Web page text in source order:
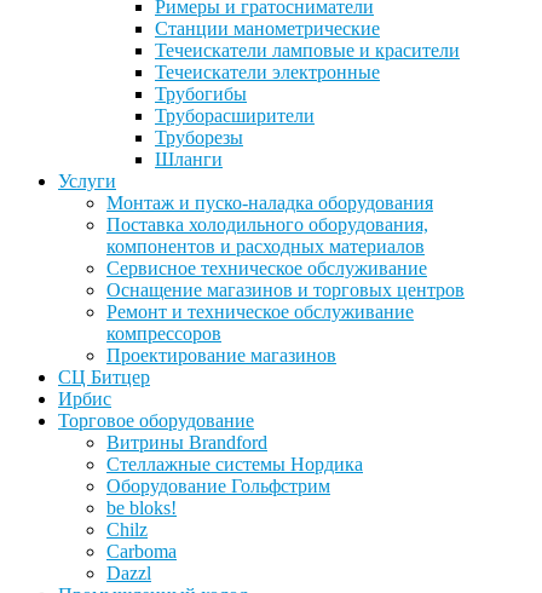
Римеры и гратосниматели
Станции манометрические
Течеискатели ламповые и красители
Течеискатели электронные
Трубогибы
Труборасширители
Труборезы
Шланги
Услуги
Монтаж и пуско-наладка оборудования
Поставка холодильного оборудования,
компонентов и расходных материалов
Сервисное техническое обслуживание
Оснащение магазинов и торговых центров
Ремонт и техническое обслуживание
компрессоров
Проектирование магазинов
СЦ Битцер
Ирбис
Торговое оборудование
Витрины Brandford
Стеллажные системы Нордика
Оборудование Гольфстрим
be bloks!
Chilz
Carboma
Dazzl